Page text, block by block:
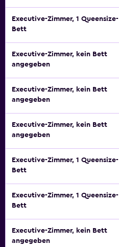
Executive-Zimmer, 1 Queensize-
Bett
Executive-Zimmer, kein Bett
angegeben
Executive-Zimmer, kein Bett
angegeben
Executive-Zimmer, kein Bett
angegeben
Executive-Zimmer, 1 Queensize-
Bett
Executive-Zimmer, 1 Queensize-
Bett
Executive-Zimmer, kein Bett
angegeben